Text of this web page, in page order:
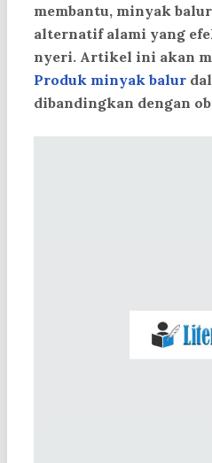
membantu, minyak
alternatif alami yang
nyeri. Artikel ini akan
Produk minyak balur
dibandingkan dengan